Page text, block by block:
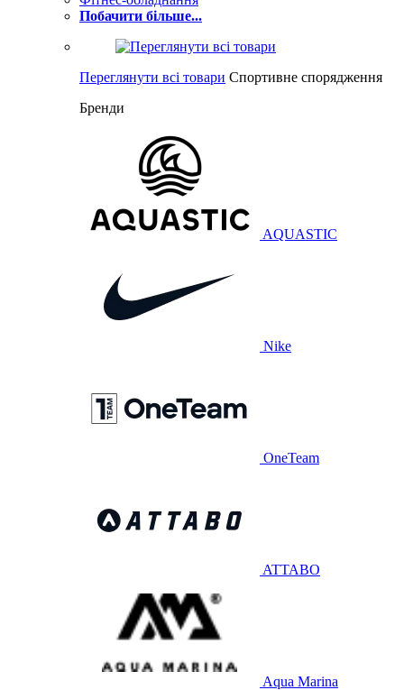
Побачити більше...
Переглянути всі товари Спортивне спорядження
Бренди
AQUASTIC
Nike
OneTeam
ATTABO
Aqua Marina